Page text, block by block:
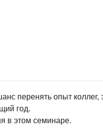
перенять опыт коллег,
год.
в этом семинаре.